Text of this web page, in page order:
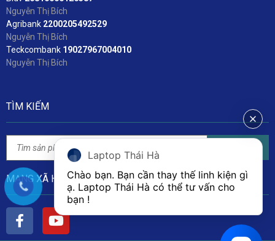
Nguyễn Thị Bích
Agribank 2200205492529
Nguyễn Thị Bích
Teckcombank 19027967004010
Nguyễn Thị Bích
TÌM KIẾM
MẠNG XÃ HỘI
Laptop Thái Hà
Chào bạn. Bạn cần thay thế linh kiện gì
ạ. Laptop Thái Hà có thể tư vấn cho
bạn !